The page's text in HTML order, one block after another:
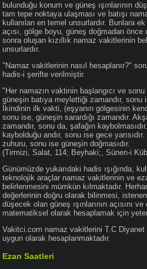
bulunduğu konum ve güneş ışınlarının
tam tepe noktaya ulaşması ve batışı
kullanılan en temel unsurlardır. Bunlara
açısı, gölge boyu, güneş doğmadan
sonra oluşan kızıllık namaz vakitlerinin
unsurlardır.
"Namaz vakitlerinin nasıl hesaplanır?"
hadis-i şerifte verilmiştir.
"Her namazın vaktinin başlangıcı ve
güneşin batıya meylettiği zamandır,
İkindinin ilk vakti, (eşyanın gölgesinin
sonu ise, güneşin sarardığı zamandır.
zamandır, sonu da, şafağın
kaybolduğu andır, sonu ise gece
zuhuru, sonu ise güneşin doğmasıdır.
(Tirmizi, Salat, 114; Beyhaki;, Sünen-i
Günümüzde yukarıdaki hadis ışığında,
teknolojik araçlar namaz vakitlerinin ve
belirlenmesini mümkün kılmaktadır.
değerlerinin doğru olarak bilinmesi,
düşecek olan güneş ışınlarının açısını
matematiksel olarak hesaplamak için
Vakitci.com namaz vakitlerini T.C Diyanet
uygun olarak hesaplanmaktadır.
Ezan Saatleri